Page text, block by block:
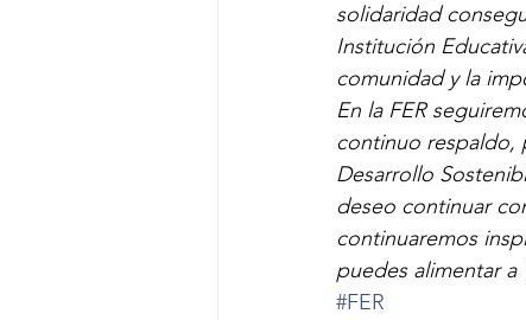
solidaridad
Institución
comunidad y la
En la FER
continuo respaldo,
Desarrollo
deseo continuar
continuaremos
puedes alimentar a
#FER